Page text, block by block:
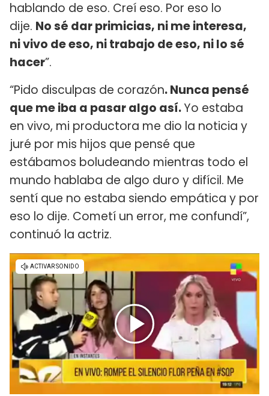
hablando de eso. Creí eso. Por eso lo
dije. No sé dar primicias, ni me interesa,
ni vivo de eso, ni trabajo de eso, ni lo sé
hacer”.
“Pido disculpas de corazón. Nunca pensé
que me iba a pasar algo así.Yo estaba
en vivo, mi productora me dio la noticia y
juré por mis hijos que pensé que
estábamos boludeando mientras todo el
mundo hablaba de algo duro y difícil. Me
sentí que no estaba siendo empática y por
eso lo dije. Cometí un error, me confundí”,
continuó la actriz.